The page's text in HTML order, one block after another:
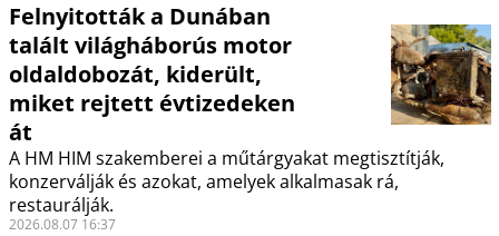
Felnyitották a Dunában
talált világháborús motor
oldaldobozát, kiderült,
miket rejtett évtizedeken
át
A HM HIM szakemberei a műtárgyakat megtisztítják,
konzerválják és azokat, amelyek alkalmasak rá,
restaurálják.
2026.08.07 16:37